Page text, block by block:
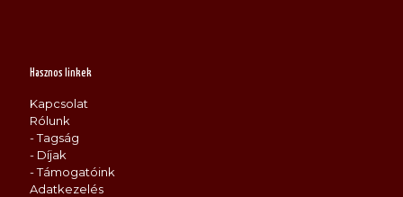
Hasznos linkek
Kapcsolat
Rólunk
- Tagság
- Díjak
- Támogatóink
Adatkezelés